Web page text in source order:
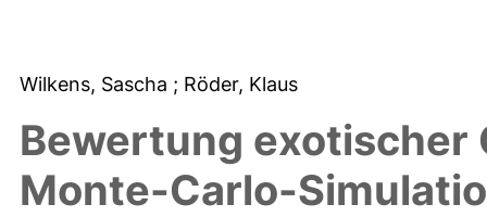
Wilkens, Sascha ; Röder, Klaus
Bewertung exotischer
Monte-Carlo-